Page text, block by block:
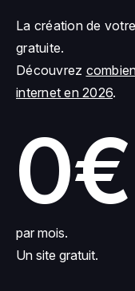
La création de
gratuite.
Découvrez
internet en 2026.
0€
par mois.
Un site gratuit.